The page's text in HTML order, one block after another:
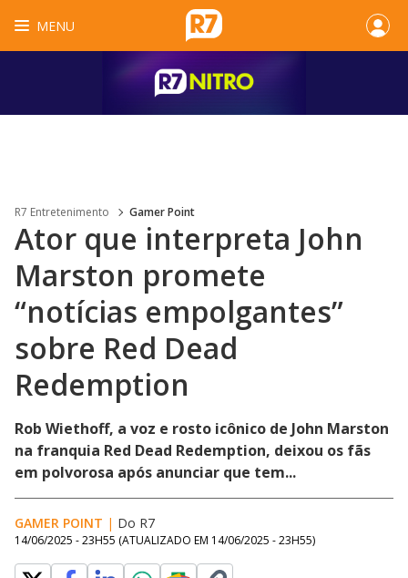
MENU
R7 Entretenimento Gamer Point
Ator que interpreta John
Marston promete
“notícias empolgantes”
sobre Red Dead
Redemption
Rob Wiethoff, a voz e rosto icônico de John Marston
na franquia Red Dead Redemption, deixou os fãs
em polvorosa após anunciar que tem...
GAMER POINT | Do R7
14/06/2025 - 23H55 (ATUALIZADO EM 14/06/2025 - 23H55)